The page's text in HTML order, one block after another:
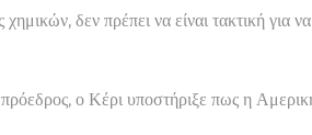
δεν πρέπει να είναι τακτική για
ο Κέρι υποστήριξε πως η